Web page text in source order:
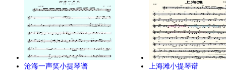
沧海一声笑小提琴谱 上海滩小提琴谱